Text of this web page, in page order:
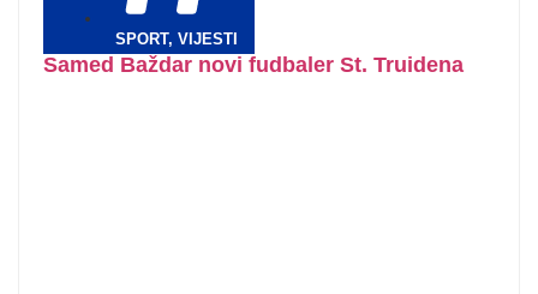
SPORT, VIJESTI
Samed Baždar novi fudbaler St. Truidena